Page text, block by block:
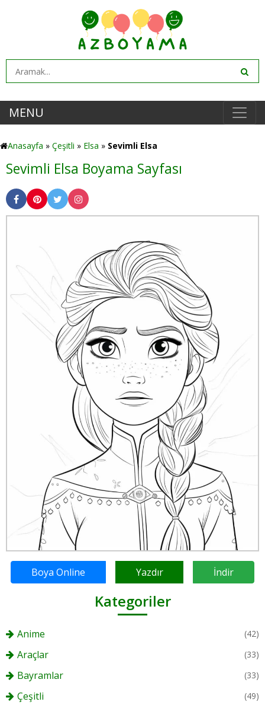
MENU
Anasayfa » Çeşitli » Elsa » Sevimli Elsa
Sevimli Elsa Boyama Sayfası
Boya Online Yazdır İndir
Kategoriler
Anime (42)
Araçlar (33)
Bayramlar (33)
Çeşitli (49)